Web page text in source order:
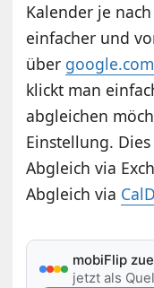
Kalender je
einfacher und
über
klickt man
abgleichen
Einstellung.
Abgleich via
Abgleich via
mobiFlip
jetzt als